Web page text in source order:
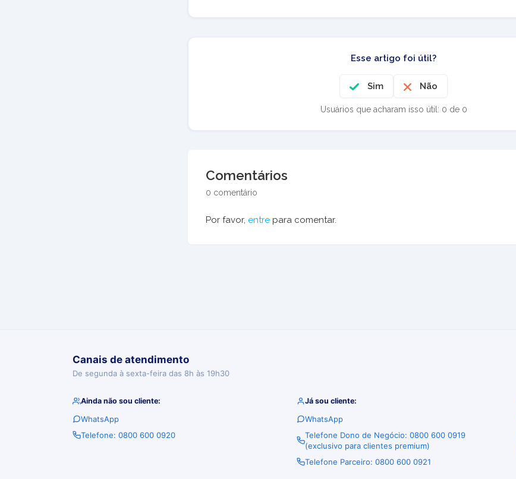
Esse artigo foi útil?
Sim Não
Usuários que acharam isso útil: 0 de 0
Comentários
0 comentário
Por favor, entre para comentar.
Canais de atendimento
De segunda à sexta-feira das 8h às 19h30
Ainda não sou cliente:
WhatsApp
Telefone: 0800 600 0920
Já sou cliente:
WhatsApp
Telefone Dono de Negócio: 0800 600 0919
(exclusivo para clientes premium)
Telefone Parceiro: 0800 600 0921